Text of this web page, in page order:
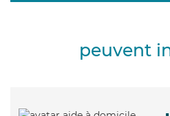
peuvent